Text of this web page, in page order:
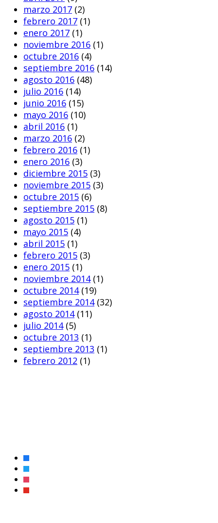
marzo 2017 (2)
febrero 2017 (1)
enero 2017 (1)
noviembre 2016 (1)
octubre 2016 (4)
septiembre 2016 (14)
agosto 2016 (48)
julio 2016 (14)
junio 2016 (15)
mayo 2016 (10)
abril 2016 (1)
marzo 2016 (2)
febrero 2016 (1)
enero 2016 (3)
diciembre 2015 (3)
noviembre 2015 (3)
octubre 2015 (6)
septiembre 2015 (8)
agosto 2015 (1)
mayo 2015 (4)
abril 2015 (1)
febrero 2015 (3)
enero 2015 (1)
noviembre 2014(1)
octubre 2014(19)
septiembre 2014(32)
agosto 2014(11)
julio 2014(5)
octubre 2013 (1)
septiembre 2013 (1)
febrero 2012 (1)
facebook
twitter
instagram
youtube